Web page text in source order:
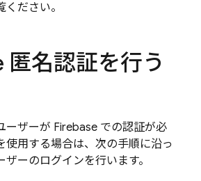
ください。
匿名認証を行う
ーザーが Firebase での認証が必
使用する場合は、次の手順に沿っ
ーのログインを行います。